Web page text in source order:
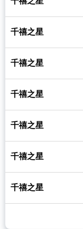
千禧之星
千禧之星
千禧之星
千禧之星
千禧之星
千禧之星